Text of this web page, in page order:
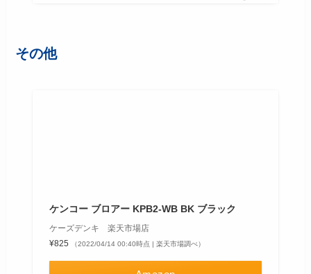
その他
ケンコー ブロアー KPB2-WB BK ブラック
ケーズデンキ 楽天市場店
¥825
（2022/04/14 00:40時点 | 楽天市場調べ）